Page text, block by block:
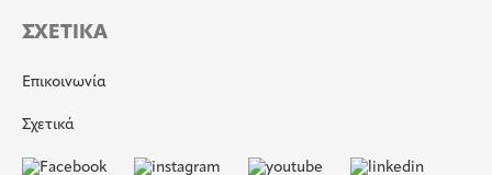
ΣΧΕΤΙΚΑ
Επικοινωνία
Σχετικά